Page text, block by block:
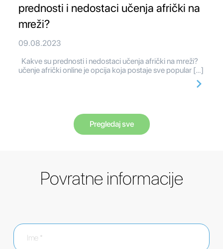
prednosti i nedostaci učenja afrički na
mreži?
09.08.2023
Kakve su prednosti i nedostaci učenja afrički na mreži?
učenje afrički online je opcija koja postaje sve popular […]
Pregledaj sve
Povratne informacije